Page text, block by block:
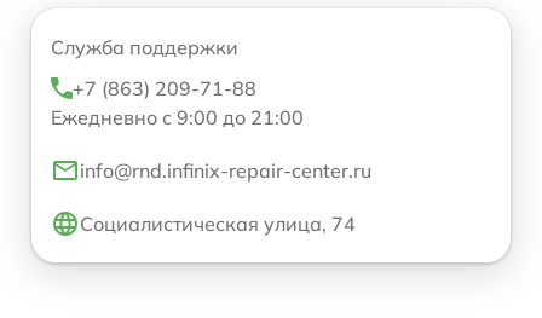
Служба поддержки
+7 (863) 209-71-88
Ежедневно с 9:00 до 21:00
info@rnd.infinix-repair-center.ru
Социалистическая улица, 74